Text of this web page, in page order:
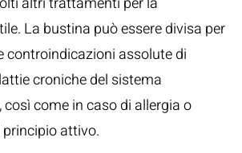
La bustina può essere divisa per
controindicazioni assolute di
croniche del sistema
come in caso di allergia o
attivo.